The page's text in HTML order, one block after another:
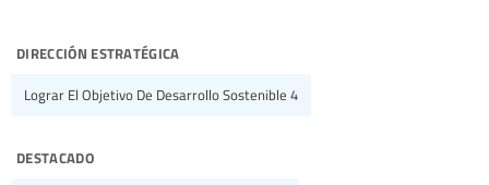
dirección estratégica
Lograr El Objetivo De Desarrollo Sostenible 4
destacado